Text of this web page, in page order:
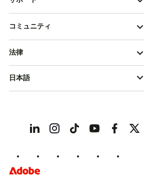
コミュニティ
法律
日本語